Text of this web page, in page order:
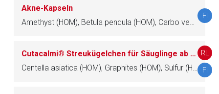
Akne-Kapseln
Amethyst (HOM), Betula pendula (HOM), Carbo vegetabilis (HOM), Cochlearia officinalis (HOM), Fenchelöl, Fucus vesiculosus (HOM), Fumaria officinalis (HOM), Graphites (HOM), Juniperus communis (HOM), Kümmelöl, Oxalis acetosella (HOM), Rhamnus frangula (HOM), Rosa (HOM), Tropaeolum (HOM), Urtica (HOM), Viola tricolor (HOM)
FI
Cutacalmi® Streukügelchen für Säuglinge ab 6 Monate, Kleinkinder, Kinder, Jugendliche und Erwachsene
Centella asiatica (HOM), Graphites (HOM), Sulfur (HOM), Thuja occidentalis (HOM), Viola tricolor (HOM)
RL
FI
Betreiber verantwortlich. Ebenso gelten dort ggf. andere
Datenschutzbestimmungen.
Zur Seite